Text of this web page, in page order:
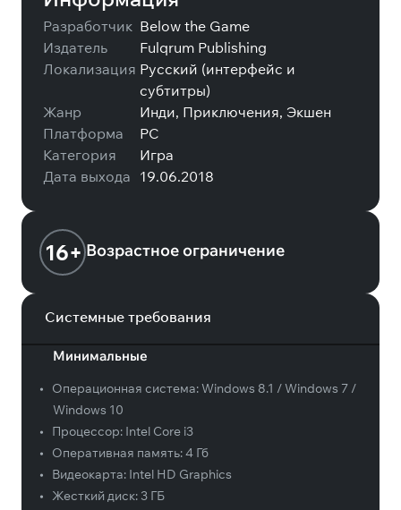
Разработчик Below the Game
Издатель
Fulqrum Publishing
Локализация Русский (интерфейс и
субтитры)
Жанр
Инди, Приключения, Экшен
Платформа
PC
Категория
Игра
Дата выхода 19.06.2018
16+ Возрастное ограничение
Системные требования
Минимальные
• Операционная система:Windows 8.1 / Windows 7 /
Windows 10
•
Процессор: Intel Core i3
•
Оперативная память:4 Гб
•
Видеокарта: Intel HD Graphics
•
Жесткий диск: 3 ГБ